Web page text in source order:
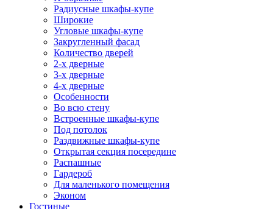
Радиусные шкафы-купе
Широкие
Угловые шкафы-купе
Закругленный фасад
Количество дверей
2-х дверные
3-х дверные
4-х дверные
Особенности
Во всю стену
Встроенные шкафы-купе
Под потолок
Раздвижные шкафы-купе
Открытая секция посередине
Распашные
Гардероб
Для маленького помещения
Эконом
Гостиные